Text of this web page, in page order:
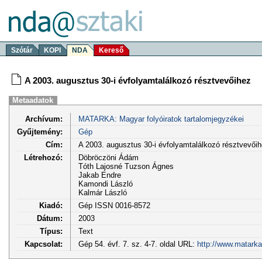
Szótár KOPI NDA Kereső
A 2003. augusztus 30-i évfolyamtalálkozó résztvevőihez
Metaadatok
Archívum:
MATARKA: Magyar folyóiratok tartalomjegyzékei
Gyűjtemény:
Gép
Cím:
A 2003. augusztus 30-i évfolyamtalálkozó
Létrehozó:
Döbröczöni Ádám
Tóth Lajosné Tuzson Ágnes
Jakab Endre
Kamondi László
Kalmár László
Kiadó:
Gép ISSN 0016-8572
Dátum:
2003
Típus:
Text
Kapcsolat:
Gép 54. évf. 7. sz. 4-7. oldal URL: http://